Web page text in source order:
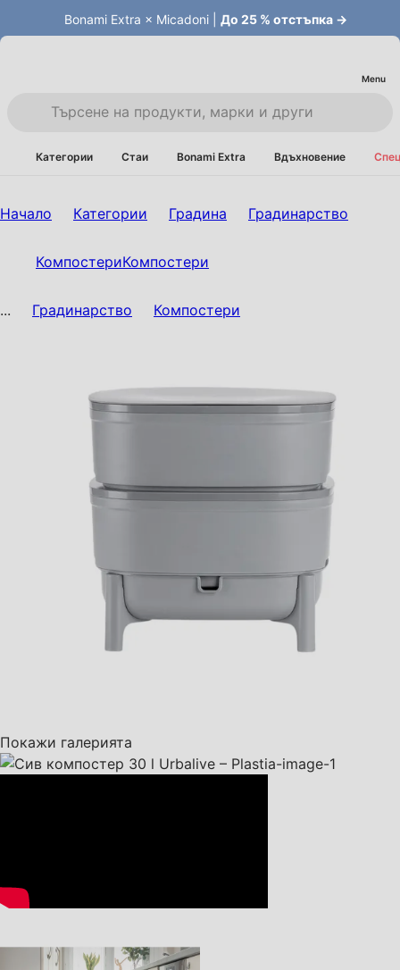
Bonami Extra × Micadoni | До 25 % отстъпка →
Menu
Категории Стаи Bonami Extra Вдъхновение
Начало Категории Градина Градинарство
КомпостериКомпостери
... Градинарство Компостери
Покажи галерията